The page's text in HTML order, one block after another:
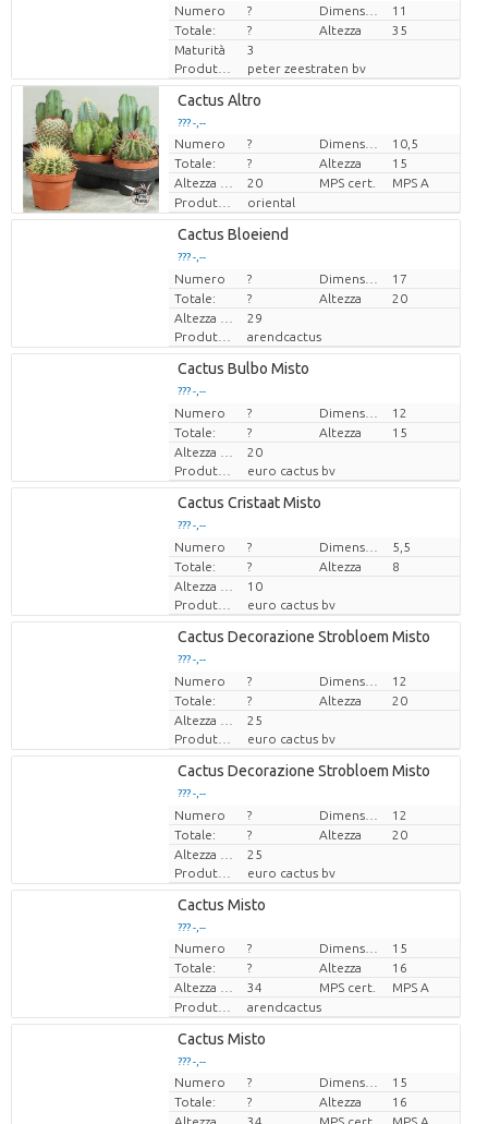
Prezzo x uno
Loading...
??? -,--
Prezzo x uno
Loading...
??? -,--
Prezzo x uno
Loading...
??? -,--
Prezzo x uno
Loading...
??? -,--
Prezzo x uno
Loading...
??? -,--
Prezzo x uno
Loading...
??? -,--
Prezzo x uno
Loading...
??? -,--
Prezzo x uno
Loading...
??? -,--
Prezzo x uno
Prezzo x uno
Numero ?
11
Totale:
? Altezza
35
Maturità
3
Produttore
peter zeestraten bv
Cactus Altro
??? -,--
Prezzo x uno
Numero ?
10,5
Totale:
? Altezza
15
20 MPS cert.
MPS A
Produttore
oriental
Cactus Bloeiend
??? -,--
Prezzo x uno
Numero ?
17
Totale:
? Altezza
20
29
Produttore
arendcactus
Cactus Bulbo Misto
??? -,--
Prezzo x uno
Numero ?
12
Totale:
? Altezza
15
20
Produttore
euro cactus bv
Cactus Cristaat Misto
??? -,--
Prezzo x uno
Numero ?
5,5
Totale:
? Altezza
8
10
Produttore
euro cactus bv
Cactus Decorazione Strobloem Misto
??? -,--
Prezzo x uno
Numero ?
12
Totale:
? Altezza
20
25
Produttore
euro cactus bv
Cactus Decorazione Strobloem Misto
??? -,--
Prezzo x uno
Numero ?
12
Totale:
? Altezza
20
25
Produttore
euro cactus bv
Cactus Misto
??? -,--
Prezzo x uno
Numero ?
15
Totale:
? Altezza
16
34 MPS cert.
MPS A
Produttore
arendcactus
Cactus Misto
??? -,--
Prezzo x uno
Numero ?
15
Totale:
? Altezza
16